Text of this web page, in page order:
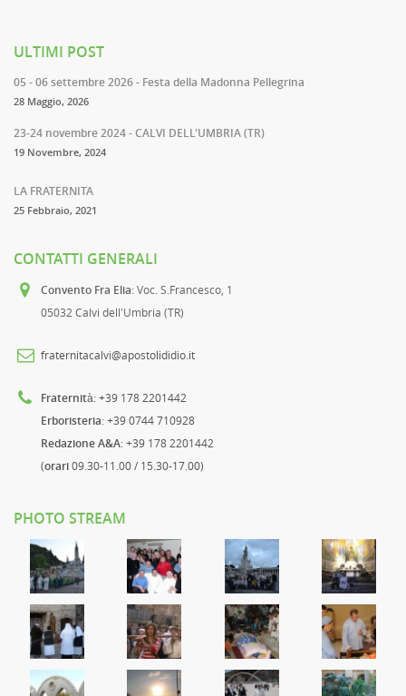
ULTIMI POST
05 - 06 settembre 2026 - Festa della Madonna Pellegrina
28 Maggio, 2026
23-24 novembre 2024 - CALVI DELL'UMBRIA (TR)
19 Novembre, 2024
LA FRATERNITA
25 Febbraio, 2021
CONTATTI GENERALI
Convento Fra Elia: Voc. S.Francesco, 1
05032 Calvi dell'Umbria (TR)
fraternitacalvi@apostolididio.it
Fraternità: +39 178 2201442
Erboristeria: +39 0744 710928
Redazione A&A: +39 178 2201442
(orari09.30-11.00 / 15.30-17.00)
PHOTO STREAM